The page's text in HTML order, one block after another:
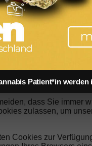
auch einige
kann, die wir
Dienste und
erforderlich
Website erneut
dass Sie immer
zulassen, um
Cookies zur
Patient*in werden